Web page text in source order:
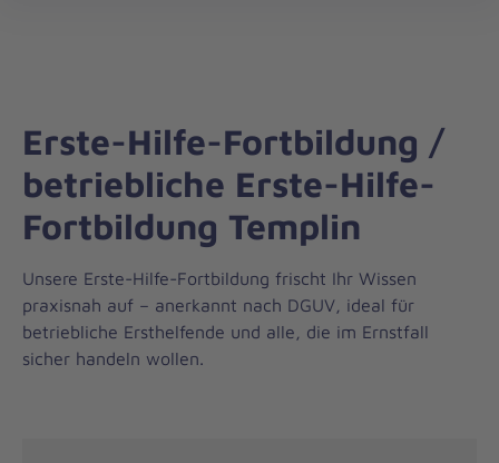
Erste-Hilfe-Fortbildung /
betriebliche Erste-Hilfe-
Fortbildung Templin
Unsere Erste-Hilfe-Fortbildung frischt Ihr Wissen
praxisnah auf – anerkannt nach DGUV, ideal für
betriebliche Ersthelfende und alle, die im Ernstfall
sicher handeln wollen.